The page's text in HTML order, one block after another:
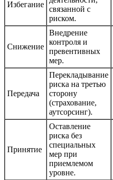
Избегание
связанной с
риском.
Снижение
Внедрение
контроля и
превентивных
мер.
Передача
Перекладывание
риска на третью
сторону
(страхование,
аутсорсинг).
Принятие
Оставление
риска без
специальных
мер при
приемлемом
уровне.